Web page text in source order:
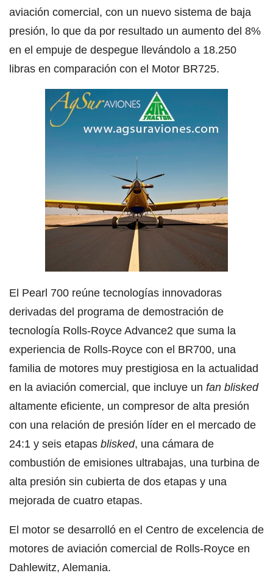
aviación comercial, con un nuevo sistema de baja
presión, lo que da por resultado un aumento del 8%
en el empuje de despegue llevándolo a 18.250
libras en comparación con el Motor BR725.
El Pearl 700 reúne tecnologías innovadoras
derivadas del programa de demostración de
tecnología Rolls-Royce Advance2 que suma la
experiencia de Rolls-Royce con el BR700, una
familia de motores muy prestigiosa en la actualidad
en la aviación comercial, que incluye un fan blisked
altamente eficiente, un compresor de alta presión
con una relación de presión líder en el mercado de
24:1 y seis etapas blisked, una cámara de
combustión de emisiones ultrabajas, una turbina de
alta presión sin cubierta de dos etapas y una
mejorada de cuatro etapas.
El motor se desarrolló en el Centro de excelencia de
motores de aviación comercial de Rolls-Royce en
Dahlewitz, Alemania.